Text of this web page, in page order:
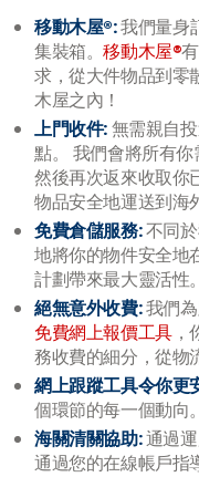
移動木屋®:我們量身
集裝箱。移動木屋®
求，從大件物品到零
木屋之內！
上門收件:無需親自
點。 我們會將所有
然後再次返來收取你
物品安全地運送到海
免費倉儲服務:不同
地將你的物件安全地
計劃帶來最大靈活性。
絕無意外收費:我們
免費網上報價工具，
務收費的細分，從物
網上跟蹤工具令你更
個環節的每一個動向。
海關清關協助:通過
通過您的在線帳戶指